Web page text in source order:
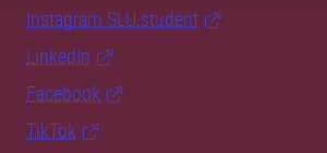
Instagram SLU.student
LinkedIn
Facebook
TikTok